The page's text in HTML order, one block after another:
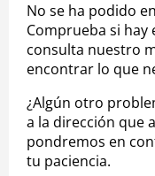
No se ha podido
Comprueba si hay
consulta nuestro
encontrar lo que
¿Algún otro
a la dirección que
pondremos en
tu paciencia.